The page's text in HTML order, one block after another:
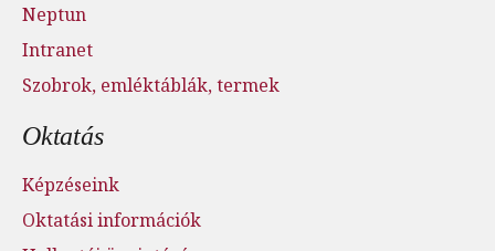
Neptun
Intranet
Szobrok, emléktáblák, termek
Oktatás
Képzéseink
Oktatási információk